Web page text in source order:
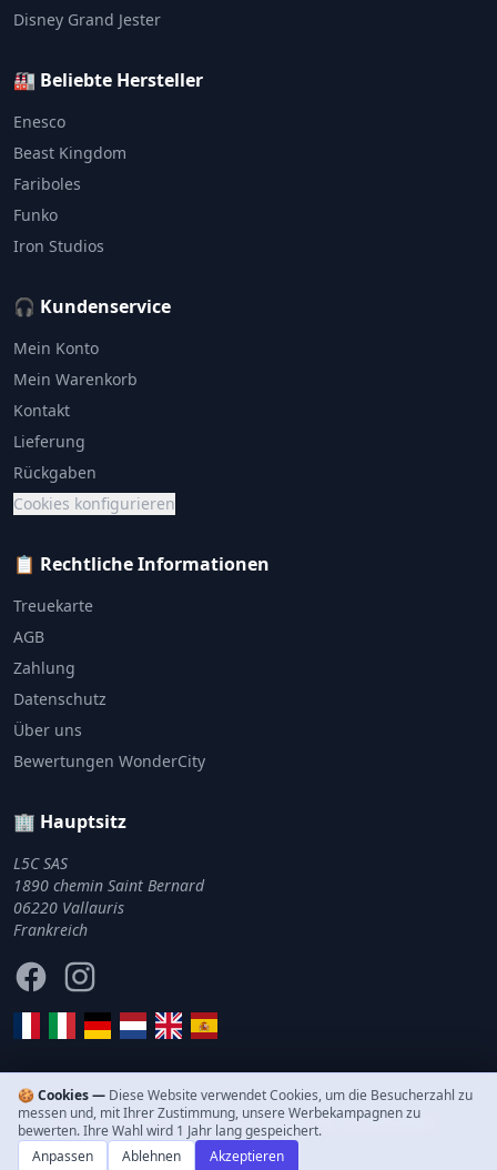
Disney Grand Jester
🏭 Beliebte Hersteller
Enesco
Beast Kingdom
Fariboles
Funko
Iron Studios
🎧 Kundenservice
Mein Konto
Mein Warenkorb
Kontakt
Lieferung
Rückgaben
Cookies konfigurieren
📋 Rechtliche Informationen
Treuekarte
AGB
Zahlung
Datenschutz
Über uns
Bewertungen WonderCity
🏢 Hauptsitz
L5C SAS
1890 chemin Saint Bernard
06220 Vallauris
Frankreich
FacebookInstagram
© 2011–2026 WonderCity. Alle Rechte vorbehalten.
🍪 Cookies — Diese Website verwendet Cookies, um die Besucherzahl zu
messen und, mit Ihrer Zustimmung, unsere Werbekampagnen zu
bewerten. Ihre Wahl wird 1 Jahr lang gespeichert.
Anpassen
Ablehnen Akzeptieren